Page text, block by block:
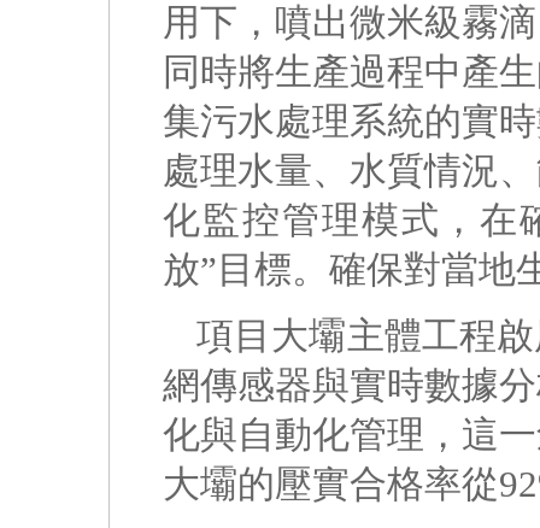
用下，噴出微米級霧
同時將生產過程中產
集污水處理系統的實
處理水量、水質情況
化監控管理模式，在
放”目標。確保對當地
項目大壩主體工程
網傳感器與實時數據
化與自動化管理，這
大壩的壓實合格率從